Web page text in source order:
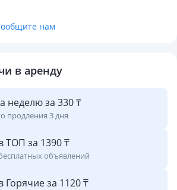
под любые виды бизнеса
склад, шоурум, учебный
другие направления.
размещение общепита и бани.
договорная.
нам
в аренду
неделю за 330 ₸
продления 3 дня
ТОП за 1390 ₸
объявлений
Горячие за 1120 ₸